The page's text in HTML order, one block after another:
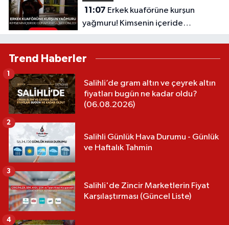
11:07
yağmuru! Kimsenin içeride
olmaması faciayı önledi
Trend Haberler
Salihli’de gram altın ve çeyrek altın
fiyatları bugün ne kadar oldu?
(06.08.2026)
1
Salihli Günlük Hava Durumu - Günlük
ve Haftalık Tahmin
2
Salihli'de Zincir Marketlerin Fiyat
Karşılaştırması (Güncel Liste)
3
4